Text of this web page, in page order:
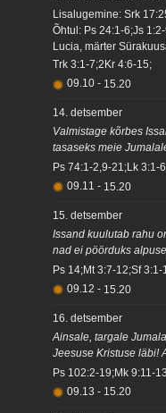
Lisalugemine: Srk
Õhtul: Ps 24:1-6;Js
Lucia, märter
Trk 3:1-7;2Kr 4:6-15;
09.10 - 15.20
14. detsember
Valmistage kõrbes
tasaseks meie
Ps 74:1-2,9-21;Lk 3:1-
09.11 - 15.20
15. detsember
Issand kuulutab rahu
nad ei pöörduks
Ps 14;Mt 3:7-12;Sf 3:1-
09.12 - 15.20
16. detsember
Ainsale, targale
Jeesuse Kristuse läbi!
Ps 102:2-19;Mk 9:11-
09.13 - 15.20